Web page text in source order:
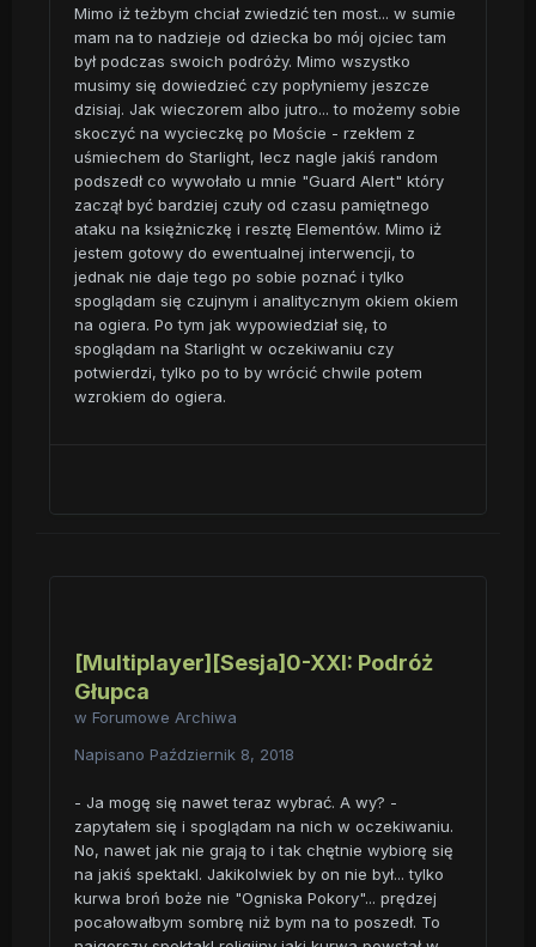
Mimo iż teżbym chciał zwiedzić ten most... w sumie
mam na to nadzieje od dziecka bo mój ojciec tam
był podczas swoich podróży. Mimo wszystko
musimy się dowiedzieć czy popłyniemy jeszcze
dzisiaj. Jak wieczorem albo jutro... to możemy sobie
skoczyć na wycieczkę po Moście - rzekłem z
uśmiechem do Starlight, lecz nagle jakiś random
podszedł co wywołało u mnie "Guard Alert" który
zaczął być bardziej czuły od czasu pamiętnego
ataku na księżniczkę i resztę Elementów. Mimo iż
jestem gotowy do ewentualnej interwencji, to
jednak nie daje tego po sobie poznać i tylko
spoglądam się czujnym i analitycznym okiem okiem
na ogiera. Po tym jak wypowiedział się, to
spoglądam na Starlight w oczekiwaniu czy
potwierdzi, tylko po to by wrócić chwile potem
wzrokiem do ogiera.
[Multiplayer][Sesja]0-XXI: Podróż
Głupca
w Forumowe Archiwa
Napisano Październik 8, 2018
- Ja mogę się nawet teraz wybrać. A wy? -
zapytałem się i spoglądam na nich w oczekiwaniu.
No, nawet jak nie grają to i tak chętnie wybiorę się
na jakiś spektakl. Jakikolwiek by on nie był... tylko
kurwa broń boże nie "Ogniska Pokory"... prędzej
pocałowałbym sombrę niż bym na to poszedł. To